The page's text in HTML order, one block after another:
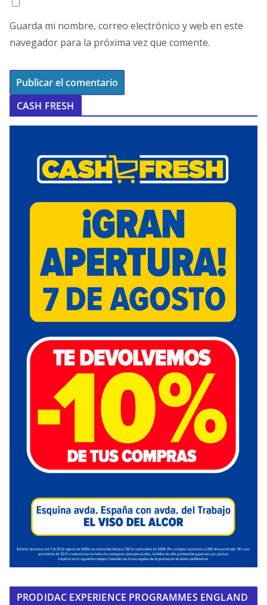
Guarda mi nombre, correo electrónico y web en este
navegador para la próxima vez que comente.
CASH FRESH
PRODIDAC EXPERIENCE PROGRAMMES ENGLAND